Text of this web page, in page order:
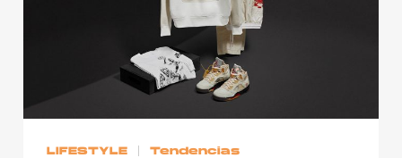
LIFESTYLE Tendencias